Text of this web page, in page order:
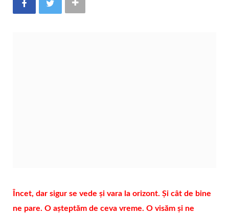
Încet, dar sigur se vede și vara la orizont. Și cât de bine
ne pare. O așteptăm de ceva vreme. O visăm și ne